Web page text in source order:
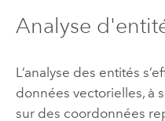
Analyse
L’analyse des entités
données vectorielles, à
sur des coordonnées